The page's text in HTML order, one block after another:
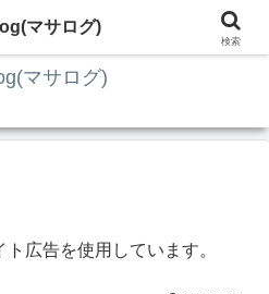
4割・その他2割 の趣味ブログ
マサログ)
広告を使用しています。
マサログ)
検索